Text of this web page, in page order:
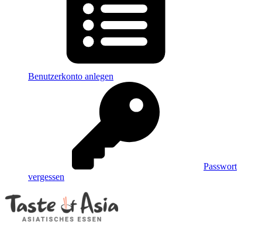
Benutzerkonto anlegen
Passwort
vergessen